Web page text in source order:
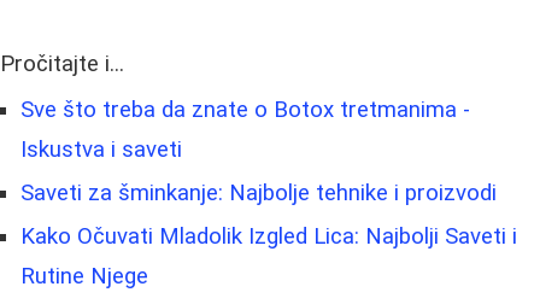
Pročitajte i...
Sve što treba da znate o Botox tretmanima -
Iskustva i saveti
Saveti za šminkanje: Najbolje tehnike i proizvodi
Kako Očuvati Mladolik Izgled Lica: Najbolji Saveti i
Rutine Njege